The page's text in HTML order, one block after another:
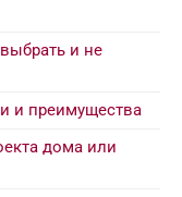
и не
и преимущества
дома или